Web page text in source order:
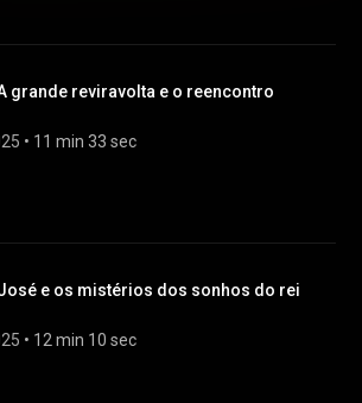
grande reviravolta e o reencontro
• 11 min 33 sec
e os mistérios dos sonhos do rei
• 12 min 10 sec